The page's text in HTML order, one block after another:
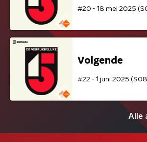
#20 - 18 mei 2025
Volgende
#22 - 1 juni 2025
Alle